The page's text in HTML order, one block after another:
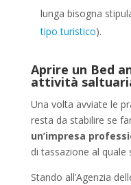
lunga bisogna
tipo turistico).
Aprire un Bed
attività
Una volta avviate le
resta da stabilire se
un’impresa
di tassazione al quale
Stando all’Agenzia